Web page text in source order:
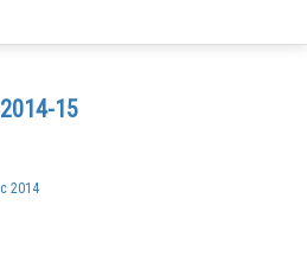
15
2014